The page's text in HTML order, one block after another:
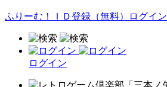
ふりーむ！ＩＤ登録（無料） ログイン
ログイン